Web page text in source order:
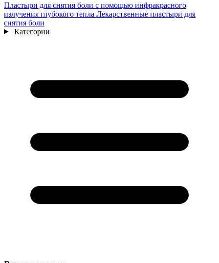
Пластыри для снятия боли с помощью инфракрасного
излучения глубокого тепла Лекарственные пластыри для
снятия боли
Категории